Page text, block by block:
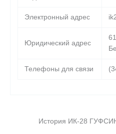
Электронный адрес
Юридический адрес
Телефоны для связи
История ИК-28